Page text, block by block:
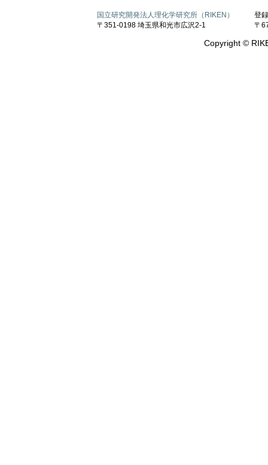
国立研究開発法人理化学研究所（RIKEN）
〒351-0198 埼玉県和光市広沢2-1
登
〒
Copyright ©